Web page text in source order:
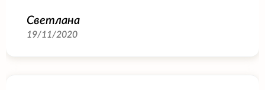
Светлана
19/11/2020